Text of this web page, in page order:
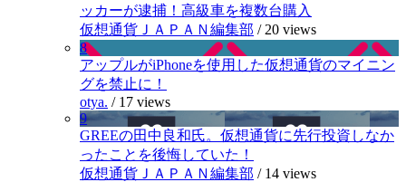
ッカーが逮捕！高級車を複数台購入
仮想通貨ＪＡＰＡＮ編集部 / 20 views
8
アップルがiPhoneを使用した仮想通貨のマイニン
グを禁止に！
otya. / 17 views
9
GREEの田中良和氏。仮想通貨に先行投資しなか
ったことを後悔していた！
仮想通貨ＪＡＰＡＮ編集部 / 14 views